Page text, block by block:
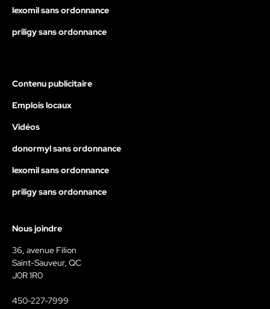
lexomil sans ordonnance
priligy sans ordonnance
Contenu publicitaire
Emplois locaux
Vidéos
donormyl sans ordonnance
lexomil sans ordonnance
priligy sans ordonnance
Nous joindre
36, avenue Filion
Saint-Sauveur, QC
J0R 1R0
450-227-7999